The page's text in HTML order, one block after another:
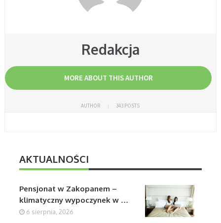
Redakcja
MORE ABOUT THIS AUTHOR
AUTHOR 343 POSTS
AKTUALNOŚCI
Pensjonat w Zakopanem –
klimatyczny wypoczynek w …
6 sierpnia, 2026